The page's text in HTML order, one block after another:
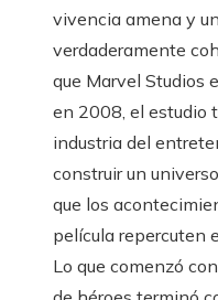
vivencia amena y
verdaderamente
que Marvel Studios
en 2008, el estudio
industria del
construir un
que los
película repercuten
Lo que comenzó